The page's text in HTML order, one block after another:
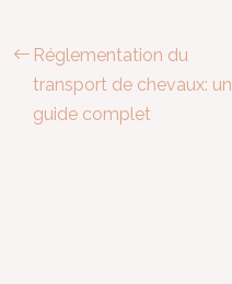
Réglementation du
transport de chevaux: un
guide complet